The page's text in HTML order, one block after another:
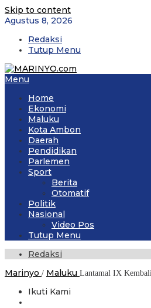
Skip to content
Agustus 8, 2026
Redaksi
Tutup Menu
Menu
Home
Ekonomi
Maluku
Kota Ambon
Daerah
Pendidikan
Parlemen
Sport
Berita
Otomatif
Politik
Nasional
Video Pos
Tutup Menu
Redaksi
Marinyo / Maluku Lantamal IX
Ikuti Kami